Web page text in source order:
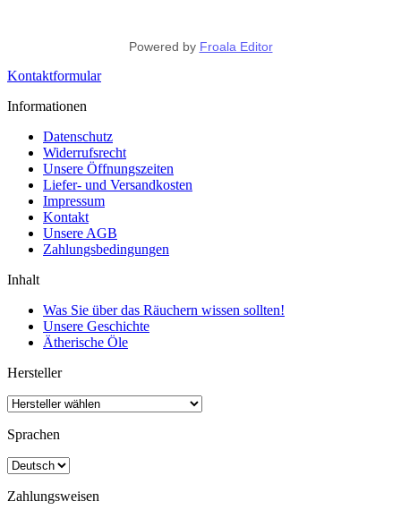
Powered by Froala Editor
Kontaktformular
Informationen
Datenschutz
Widerrufsrecht
Unsere Öffnungszeiten
Liefer- und Versandkosten
Impressum
Kontakt
Unsere AGB
Zahlungsbedingungen
Inhalt
Was Sie über das Räuchern wissen sollten!
Unsere Geschichte
Ätherische Öle
Hersteller
Sprachen
Zahlungsweisen